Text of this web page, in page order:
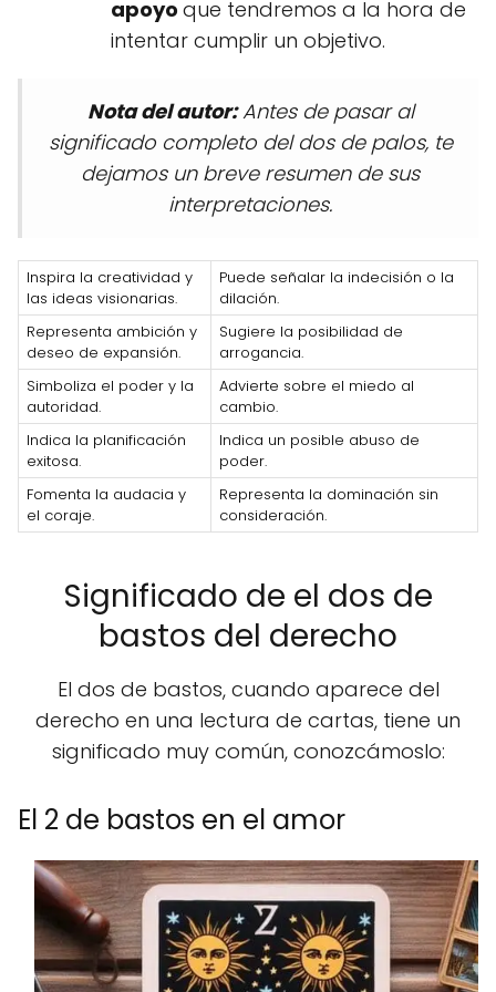
apoyo que tendremos a la hora de
intentar cumplir un objetivo.
Nota del autor:Antes de pasar al
significado completo del dos de palos, te
dejamos un breve resumen de sus
interpretaciones.
Inspira la creatividad y
las ideas visionarias.
Puede señalar la indecisión o la
dilación.
Representa ambición y
deseo de expansión.
Sugiere la posibilidad de
arrogancia.
Simboliza el poder y la
autoridad.
Advierte sobre el miedo al
cambio.
Indica la planificación
exitosa.
Indica un posible abuso de
poder.
Fomenta la audacia y
el coraje.
Representa la dominación sin
consideración.
Significado de el dos de
bastos del derecho
El dos de bastos, cuando aparece del
derecho en una lectura de cartas, tiene un
significado muy común, conozcámoslo:
El 2 de bastos en el amor